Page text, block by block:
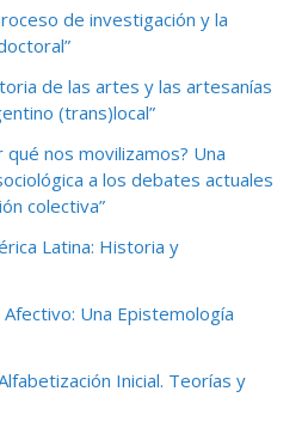
de investigación y la
de las artes y las artesanías
(trans)local”
nos movilizamos? Una
a los debates actuales
colectiva”
Latina: Historia y
Una Epistemología
Inicial. Teorías y